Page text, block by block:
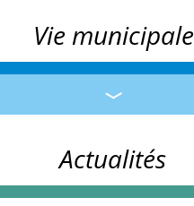
Vie municipale
Actualités